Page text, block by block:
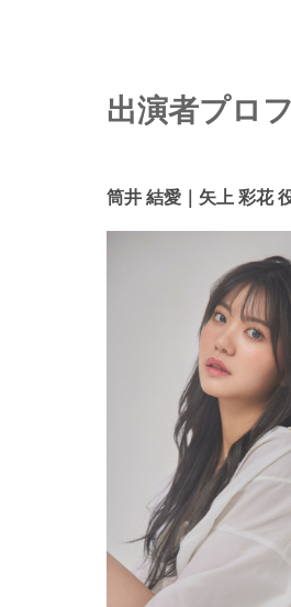
出演者プロ
筒井 結愛｜矢上 彩花